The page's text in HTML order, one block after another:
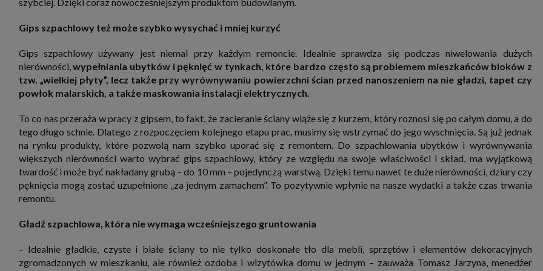
zbierania i przetwarzania danych osobowych w celu personalizowania treści i reklam oraz analizowania
dane informatyczne zapisywane w plikach i przechowywane na Twoim urządzeniu końcowym (tj. twój
urządzenia, podczas gdy odwiedzasz strony w Internecie. Szczegółową informację na temat plików
funkcjonowania znajdzieszpod tym linkiem. Pod tym linkiem znajdziesz także informację o tym jak
ustawienia przeglądarki, aby ograniczyć lub wyłączyć funkcjonowanie plików cookies itp. oraz jak
pliki z Twojego urządzenia.
Twoje uprawnienia
Grupy SAGIER i Zaufanych Partnerów:
1. Jeśli udzieliłeś zgody na przetwarzanie danych możesz ją w każdej chwili wycofać (cofnięcie zgody
nie uchyli zgodności z prawem przetwarzania już dokonanego na jej podstawie);
2. Masz również prawo żądania dostępu do Twoich danych osobowych, ich sprostowania,
ograniczenia przetwarzania, prawo do przeniesienia danych, wyrażenia sprzeciwu wobec przetwarzania
oraz prawo do wniesienia skargi do organu nadzorczego, którym w Polsce jest Prezes Urzędu Ochrony
Osobowych.
znajdziesz dodatkowe informacje dotyczące przetwarzania danych i
uprawnień.
Gips szpachlowy też może szybko wysychać i mniej kurzyć
Gips szpachlowy używany jest niemal przy każdym remoncie. Idealnie sprawdza się podczas niwelowania dużych
nierówności,wypełniania ubytków i pęknięć w tynkach, które bardzo często są problemem mieszkańców bloków z
tzw. „wielkiej płyty”, lecz także przy wyrównywaniu powierzchni ścian przed nanoszeniem na nie gładzi, tapet czy
powłok malarskich, a także maskowania instalacji elektrycznych.
To co nas przeraża w pracy z gipsem, to fakt, że zacieranie ściany wiąże się z kurzem, który roznosi się po całym domu, a do
tego długo schnie. Dlatego z rozpoczęciem kolejnego etapu prac, musimy się wstrzymać do jego wyschnięcia. Są już jednak
na rynku produkty, które pozwolą nam szybko uporać się z remontem. Do szpachlowania ubytków i wyrównywania
większych nierówności warto wybrać gips szpachlowy, który ze względu na swoje właściwości i skład, ma wyjątkową
twardość i może być nakładany grubą – do 10 mm – pojedynczą warstwą. Dzięki temu nawet te duże nierówności, dziury czy
pęknięcia mogą zostać uzupełnione „za jednym zamachem”. To pozytywnie wpłynie na nasze wydatki a także czas trwania
remontu.
Gładź szpachlowa, która nie wymaga wcześniejszego gruntowania
– Idealnie gładkie, czyste i białe ściany to nie tylko doskonałe tło dla mebli, sprzętów i elementów dekoracyjnych
zgromadzonych w mieszkaniu, ale również ozdoba i wizytówka domu w jednym – zauważa Tomasz Jarzyna, menedżer